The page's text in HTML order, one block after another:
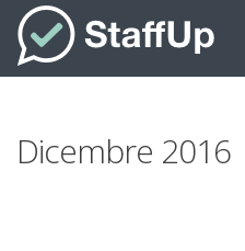
Dicembre 2016